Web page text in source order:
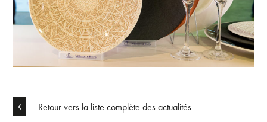
Retour vers la liste complète des actualités